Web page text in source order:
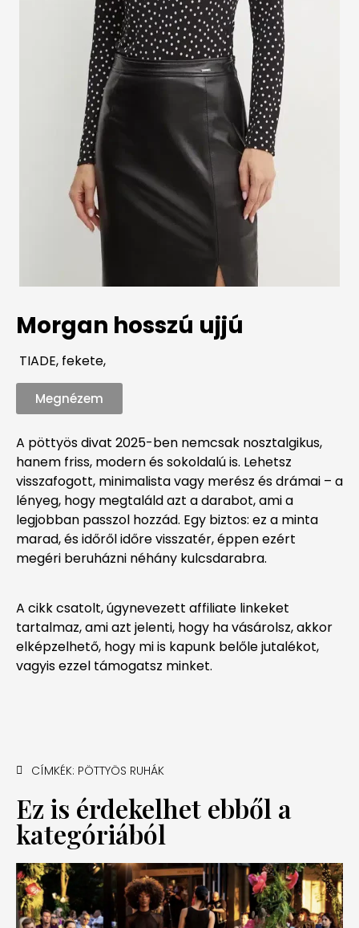
Morgan hosszú ujjú
TIADE, fekete,
Megnézem
A pöttyös divat 2025-ben nemcsak nosztalgikus,
hanem friss, modern és sokoldalú is. Lehetsz
visszafogott, minimalista vagy merész és drámai – a
lényeg, hogy megtaláld azt a darabot, ami a
legjobban passzol hozzád. Egy biztos: ez a minta
marad, és időről időre visszatér, éppen ezért
megéri beruházni néhány kulcsdarabra.
A cikk csatolt, úgynevezett affiliate linkeket
tartalmaz, ami azt jelenti, hogy ha vásárolsz, akkor
elképzelhető, hogy mi is kapunk belőle jutalékot,
vagyis ezzel támogatsz minket.
CÍMKÉK: PÖTTYÖS RUHÁK
Ez is érdekelhet ebből a
kategóriából